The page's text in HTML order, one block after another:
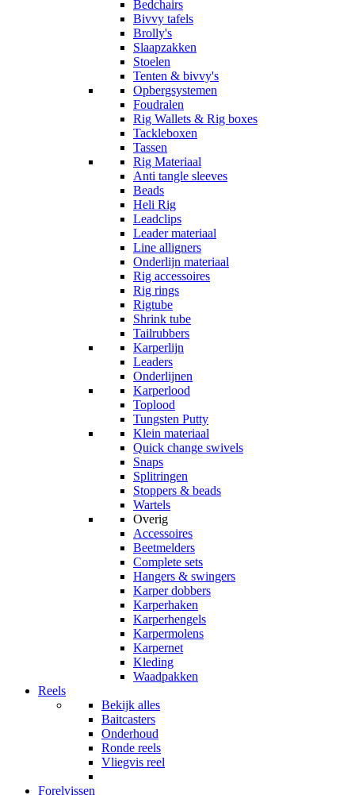
Bedchairs
Bivvy tafels
Brolly's
Slaapzakken
Stoelen
Tenten & bivvy's
Opbergsystemen
Foudralen
Rig Wallets & Rig boxes
Tackleboxen
Tassen
Rig Materiaal
Anti tangle sleeves
Beads
Heli Rig
Leadclips
Leader materiaal
Line alligners
Onderlijn materiaal
Rig accessoires
Rig rings
Rigtube
Shrink tube
Tailrubbers
Karperlijn
Leaders
Onderlijnen
Karperlood
Toplood
Tungsten Putty
Klein materiaal
Quick change swivels
Snaps
Splitringen
Stoppers & beads
Wartels
Overig
Accessoires
Beetmelders
Complete sets
Hangers & swingers
Karper dobbers
Karperhaken
Karperhengels
Karpermolens
Karpernet
Kleding
Waadpakken
Reels
Bekijk alles
Baitcasters
Onderhoud
Ronde reels
Vliegvis reel
Forelvissen